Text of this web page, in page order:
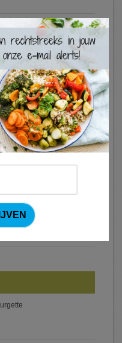
(12 votes)
en gedroogde ham
(11
(10 votes)
votes)
(Jeroen Meus)
×